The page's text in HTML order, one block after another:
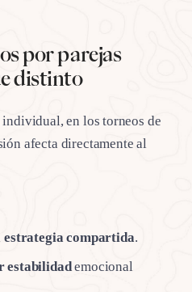
por parejas
distinto
en los torneos de
afecta directamente al
compartida.
estabilidademocional